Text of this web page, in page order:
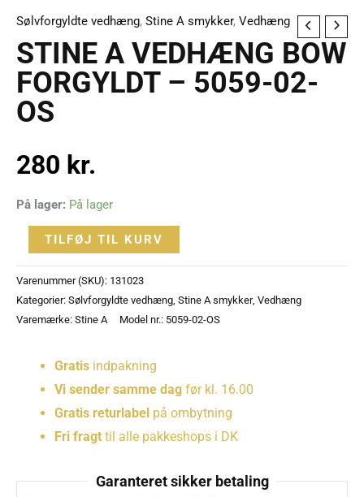
Sølvforgyldte vedhæng, Stine A smykker, Vedhæng
STINE A VEDHÆNG BOW
FORGYLDT – 5059-02-
OS
280 kr.
På lager: På lager
STINE
A
VEDHÆNG
BOW
FORGYLDT
5059-
02-
OS
antal
TILFØJ TIL KURV
Varenummer (SKU): 131023
Kategorier: Sølvforgyldte vedhæng, Stine A smykker, Vedhæng
Varemærke: Stine A Model nr.: 5059-02-OS
Gratis indpakning
Vi sender samme dag før kl. 16.00
Gratis returlabel på ombytning
Fri fragt til alle pakkeshops i DK
Garanteret sikker betaling